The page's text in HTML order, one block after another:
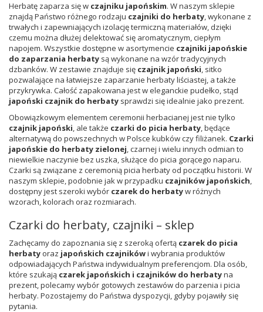
Herbatę zaparza się w czajniku japońskim. W naszym sklepie
znajdą Państwo różnego rodzaju czajniki do herbaty, wykonane z
trwałych i zapewniających izolację termiczną materiałów, dzięki
czemu można dłużej delektować się aromatycznym, ciepłym
napojem. Wszystkie dostępne w asortymencie czajniki japońskie
do zaparzania herbaty są wykonane na wzór tradycyjnych
dzbanków. W zestawie znajduje się czajnik japoński, sitko
pozwalające na łatwiejsze zaparzanie herbaty liściastej, a także
przykrywka. Całość zapakowana jest w eleganckie pudełko, stąd
japoński czajnik do herbaty sprawdzi się idealnie jako prezent.
Obowiązkowym elementem ceremonii herbacianej jest nie tylko
czajnik japoński, ale także czarki do picia herbaty, będące
alternatywą do powszechnych w Polsce kubków czy filiżanek. Czarki
japońskie do herbaty zielonej, czarnej i wielu innych odmian to
niewielkie naczynie bez uszka, służące do picia gorącego naparu.
Czarki są związane z ceremonią picia herbaty od początku historii. W
naszym sklepie, podobnie jak w przypadku czajników japońskich,
dostępny jest szeroki wybór czarek do herbatyw różnych
wzorach, kolorach oraz rozmiarach.
Czarki do herbaty, czajniki – sklep
Zachęcamy do zapoznania się z szeroką ofertą czarek do picia
herbaty oraz japońskich czajnikówi wybrania produktów
odpowiadających Państwa indywidualnym preferencjom. Dla osób,
które szukają czarek japońskich i czajników do herbatyna
prezent, polecamy wybór gotowych zestawów do parzenia i picia
herbaty. Pozostajemy do Państwa dyspozycji, gdyby pojawiły się
pytania.